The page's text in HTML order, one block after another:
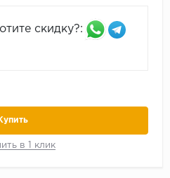
скидку?:
в 1 клик